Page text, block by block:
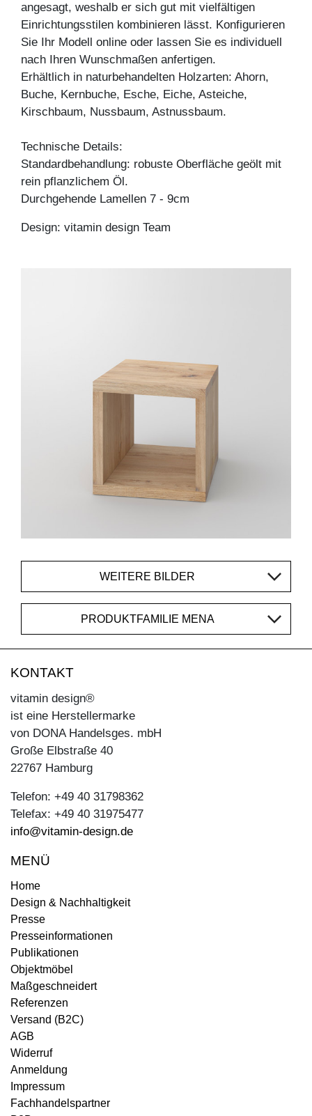
angesagt, weshalb er sich gut mit vielfältigen
Einrichtungsstilen kombinieren lässt. Konfigurieren
Sie Ihr Modell online oder lassen Sie es individuell
nach Ihren Wunschmaßen anfertigen.
Erhältlich in naturbehandelten Holzarten: Ahorn,
Buche, Kernbuche, Esche, Eiche, Asteiche,
Kirschbaum, Nussbaum, Astnussbaum.
Technische Details:
Standardbehandlung: robuste Oberfläche geölt mit
rein pflanzlichem Öl.
Durchgehende Lamellen 7 - 9cm
Design: vitamin design Team
WEITERE BILDER
PRODUKTFAMILIE MENA
KONTAKT
vitamin design®
ist eine Herstellermarke
von DONA Handelsges. mbH
Große Elbstraße 40
22767 Hamburg
Telefon: +49 40 31798362
Telefax: +49 40 31975477
info@vitamin-design.de
MENÜ
Home
Design & Nachhaltigkeit
Presse
Presseinformationen
Publikationen
Objektmöbel
Maßgeschneidert
Referenzen
Versand (B2C)
AGB
Widerruf
Anmeldung
Impressum
Fachhandelspartner